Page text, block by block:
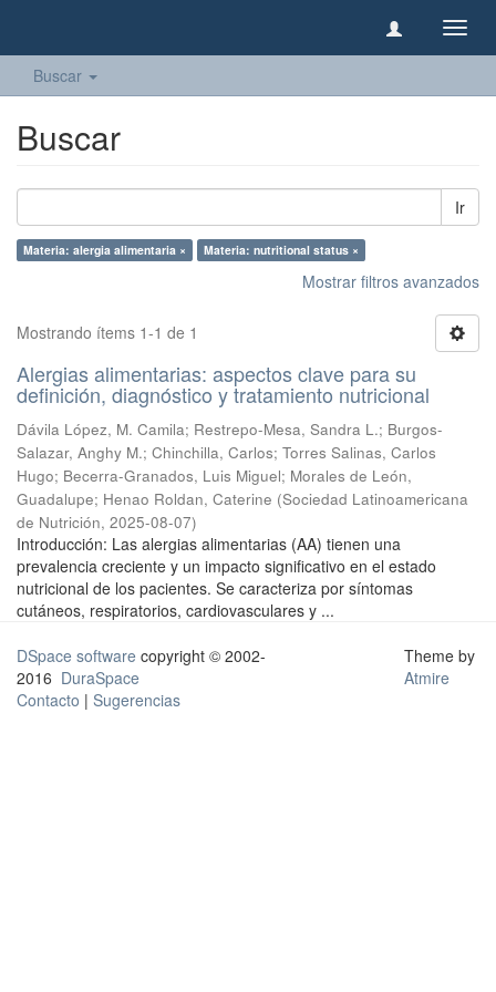
Buscar
Buscar
Ir
Materia: alergia alimentaria × Materia: nutritional status ×
Mostrar filtros avanzados
Mostrando ítems 1-1 de 1
Alergias alimentarias: aspectos clave para su
definición, diagnóstico y tratamiento nutricional
Dávila López, M. Camila; Restrepo-Mesa, Sandra L.; Burgos-
Salazar, Anghy M.; Chinchilla, Carlos; Torres Salinas, Carlos
Hugo; Becerra-Granados, Luis Miguel; Morales de León,
Guadalupe; Henao Roldan, Caterine (Sociedad Latinoamericana
de Nutrición, 2025-08-07)
Introducción: Las alergias alimentarias (AA) tienen una
prevalencia creciente y un impacto significativo en el estado
nutricional de los pacientes. Se caracteriza por síntomas
cutáneos, respiratorios, cardiovasculares y ...
DSpace software copyright © 2002-
2016 DuraSpace
Contacto | Sugerencias
Theme by
Atmire